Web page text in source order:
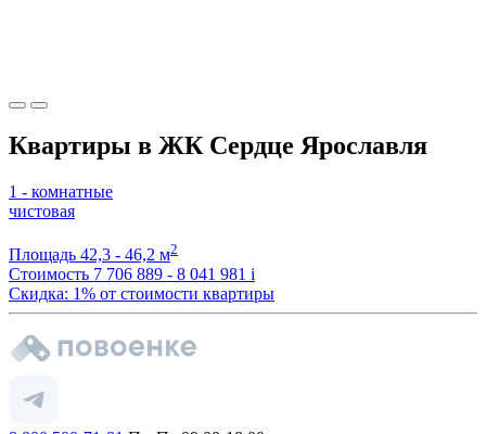
Квартиры в ЖК Сердце Ярославля
1 - комнатные
чистовая
Площадь 42,3 - 46,2 м2
Стоимость 7 706 889 - 8 041 981 i
Скидка: 1% от стоимости квартиры